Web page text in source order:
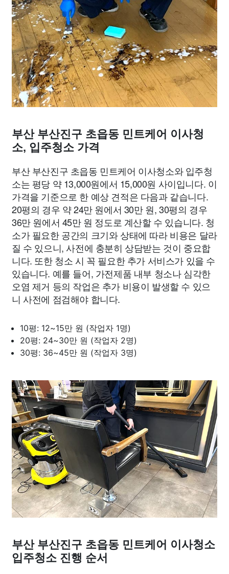
부산 부산진구 초읍동 민트케어 이사청
소, 입주청소 가격
부산 부산진구 초읍동 민트케어 이사청소와 입주청
소는 평당 약 13,000원에서 15,000원 사이입니다. 이
가격을 기준으로 한 예상 견적은 다음과 같습니다.
20평의 경우 약 24만 원에서 30만 원, 30평의 경우
36만 원에서 45만 원 정도로 계산할 수 있습니다. 청
소가 필요한 공간의 크기와 상태에 따라 비용은 달라
질 수 있으니, 사전에 충분히 상담받는 것이 중요합
니다. 또한 청소 시 꼭 필요한 추가 서비스가 있을 수
있습니다. 예를 들어, 가전제품 내부 청소나 심각한
오염 제거 등의 작업은 추가 비용이 발생할 수 있으
니 사전에 점검해야 합니다.
10평: 12~15만 원 (작업자 1명)
20평: 24~30만 원 (작업자 2명)
30평: 36~45만 원 (작업자 3명)
부산 부산진구 초읍동 민트케어 이사청소
입주청소 진행 순서